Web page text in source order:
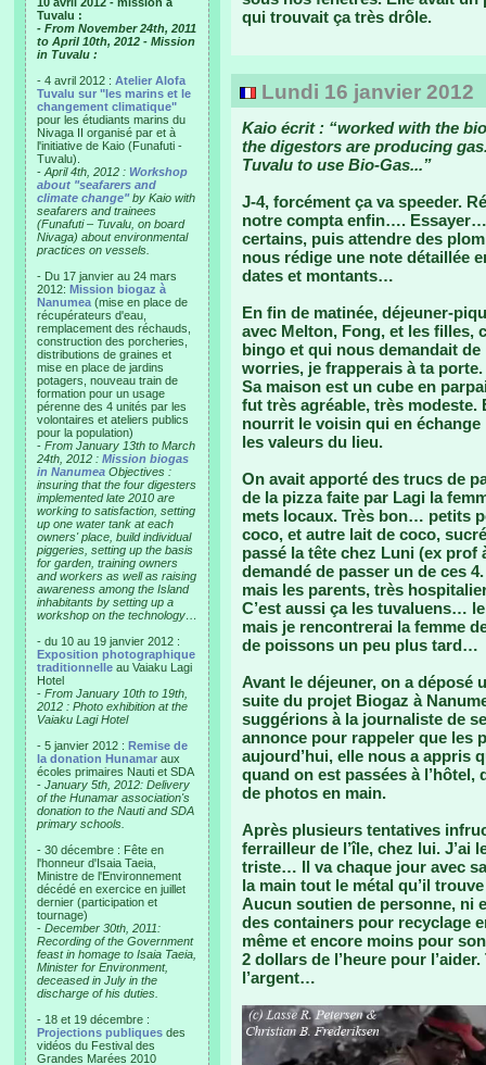
Tuvalu :
- From November 24th, 2011
to April 10th, 2012 - Mission
in Tuvalu :
- 4 avril 2012 : Atelier Alofa
Tuvalu sur "les marins et le
changement climatique"
pour les étudiants marins du
Nivaga II organisé par et à
l'initiative de Kaio (Funafuti -
Tuvalu).
- April 4th, 2012 : Workshop
about "seafarers and
climate change"by Kaio with
seafarers and trainees
(Funafuti – Tuvalu, on board
Nivaga) about environmental
practices on vessels.
- Du 17 janvier au 24 mars
2012: Mission biogaz à
Nanumea (mise en place de
récupérateurs d'eau,
remplacement des réchauds,
construction des porcheries,
distributions de graines et
mise en place de jardins
potagers, nouveau train de
formation pour un usage
pérenne des 4 unités par les
volontaires et ateliers publics
pour la population)
- From January 13th to March
24th, 2012 : Mission biogas
in Nanumea Objectives :
insuring that the four digesters
implemented late 2010 are
working to satisfaction, setting
up one water tank at each
owners' place, build individual
piggeries, setting up the basis
for garden, training owners
and workers as well as raising
awareness among the Island
inhabitants by setting up a
workshop on the technology…
- du 10 au 19 janvier 2012 :
Exposition photographique
traditionnelle au Vaiaku Lagi
Hotel
- From January 10th to 19th,
2012 : Photo exhibition at the
Vaiaku Lagi Hotel
- 5 janvier 2012 : Remise de
la donation Hunamar aux
écoles primaires Nauti et SDA
- January 5th, 2012: Delivery
of the Hunamar association's
donation to the Nauti and SDA
primary schools.
- 30 décembre : Fête en
l'honneur d'Isaia Taeia,
Ministre de l'Environnement
décédé en exercice en juillet
dernier (participation et
tournage)
- December 30th, 2011:
Recording of the Government
feast in homage to Isaia Taeia,
Minister for Environment,
deceased in July in the
discharge of his duties.
- 18 et 19 décembre :
Projections publiques des
vidéos du Festival des
Grandes Marées 2010
qui trouvait ça très drôle.
Lundi 16 janvier 2012
Kaio écrit : “worked with the
the digestors are producing
Tuvalu to use Bio-Gas...”
J-4, forcément ça va speeder.
notre compta enfin….
certains, puis attendre des
nous rédige une note détaillée
dates et montants…
En fin de matinée, déjeuner-
avec Melton, Fong, et les filles,
bingo et qui nous demandait
worries, je frapperais à ta
Sa maison est un cube en
fut très agréable, très modeste.
nourrit le voisin qui en échange
les valeurs du lieu.
On avait apporté des trucs de
de la pizza faite par Lagi la
mets locaux. Très bon… petits
coco, et autre lait de coco,
passé la tête chez Luni (ex prof
demandé de passer un de ces
mais les parents, très
C’est aussi ça les tuvaluens…
mais je rencontrerai la femme
de poissons un peu plus tard…
Avant le déjeuner, on a déposé
suite du projet Biogaz à
suggérions à la journaliste de
annonce pour rappeler que les
aujourd’hui, elle nous a appris
quand on est passées à
de photos en main.
Après plusieurs tentatives
ferrailleur de l’île, chez lui. J’ai
triste… Il va chaque jour avec
la main tout le métal qu’il
Aucun soutien de personne, ni
des containers pour recyclage
même et encore moins pour
2 dollars de l’heure pour
l’argent…